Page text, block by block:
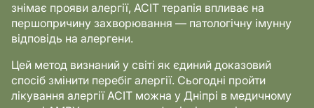
знімає прояви алергії, АСІТ терапія впливає на
першопричину захворювання — патологічну імунну
відповідь на алергени.
Цей метод визнаний у світі як єдиний доказовий
спосіб змінити перебіг алергії. Сьогодні пройти
лікування алергії АСІТ можна у Дніпрі в медичному